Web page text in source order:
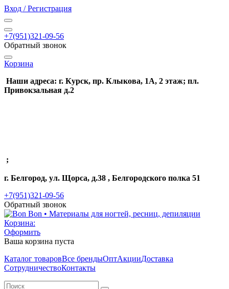
Вход / Регистрация
+7(951)321-09-56
Обратный звонок
Корзина
Наши адреса: г. Курск, пр. Клыкова, 1А, 2 этаж; пл.
Привокзальная д.2
;
г. Белгород, ул. Щорса, д.38 , Белгородского полка 51
+7(951)321-09-56
Обратный звонок
Корзина:
Оформить
Ваша корзина пуста
Каталог товаровВсе брендыОптАкцииДоставка
СотрудничествоКонтакты